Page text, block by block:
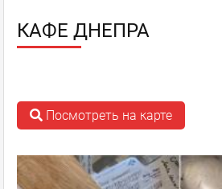
КАФЕ ДНЕПРА
Посмотреть на карте